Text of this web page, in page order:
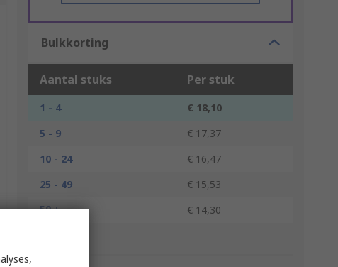
Bulkkorting
Aantal stuks Per stuk
1 - 4
€ 18,10
5 - 9
€ 17,37
10 - 24
€ 16,47
25 - 49
€ 15,53
50 +
€ 14,30